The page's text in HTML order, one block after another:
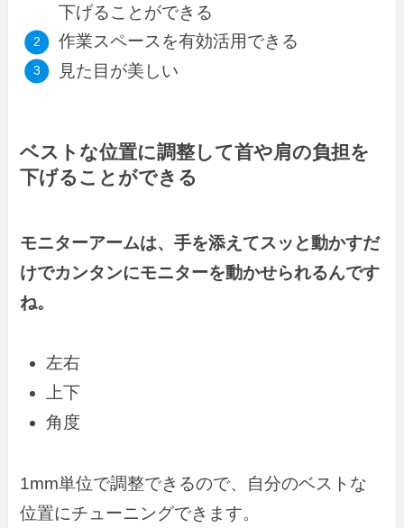
下げることができる
作業スペースを有効活用できる
見た目が美しい
ベストな位置に調整して首や肩の負担を
下げることができる
モニターアームは、手を添えてスッと動かすだ
けでカンタンにモニターを動かせられるんです
ね。
左右
上下
角度
1mm単位で調整できるので、自分のベストな
位置にチューニングできます。